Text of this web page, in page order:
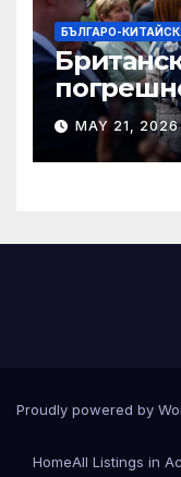
БЪЛГАРО-
смъртта
MAY 21,
Proudly powered by
HomeAll Listings in